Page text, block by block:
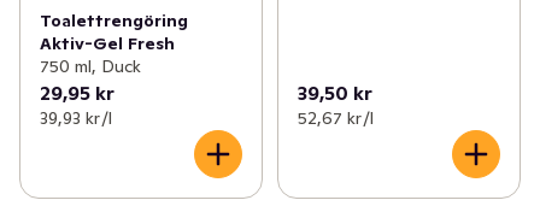
Toalettrengöring
Aktiv-Gel Fresh
750 ml, Duck
29,95 kr
39,93 kr /l
39,50 kr
52,67 kr /l